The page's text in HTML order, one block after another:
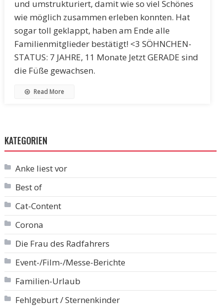
und umstrukturiert, damit wie so viel Schönes
wie möglich zusammen erleben konnten. Hat
sogar toll geklappt, haben am Ende alle
Familienmitglieder bestätigt! <3 SÖHNCHEN-
STATUS: 7 JAHRE, 11 Monate Jetzt GERADE sind
die Füße gewachsen.
Read More
KATEGORIEN
Anke liest vor
Best of
Cat-Content
Corona
Die Frau des Radfahrers
Event-/Film-/Messe-Berichte
Familien-Urlaub
Fehlgeburt / Sternenkinder